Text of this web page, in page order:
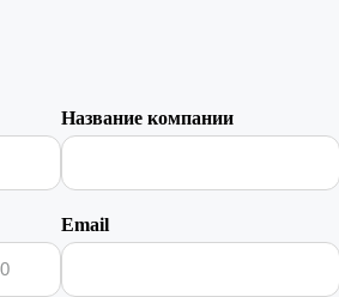
Название компании
Email